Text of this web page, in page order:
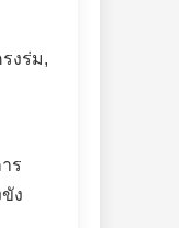
งร่ม,
ร
ง